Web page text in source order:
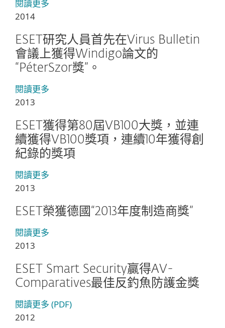
閱讀更多
2014
ESET研究人員首先在Virus Bulletin
會議上獲得Windigo論文的
“PéterSzor獎”。
閱讀更多
2013
ESET獲得第80屆VB100大獎，並連
續獲得VB100獎項，連續10年獲得創
紀錄的獎項
閱讀更多
2013
ESET榮獲德國“2013年度制造商獎”
閱讀更多
2013
ESET Smart Security贏得AV-
Comparatives最佳反釣魚防護金獎
閱讀更多 (PDF)
2012